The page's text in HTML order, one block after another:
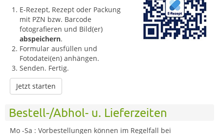
E-Rezept, Rezept oder Packung
mit PZN bzw. Barcode
fotografieren und Bild(er)
abspeichern.
Formular ausfüllen und
Fotodatei(en) anhängen.
Senden. Fertig.
Jetzt starten
Bestell-/Abhol- u. Lieferzeiten
Mo -Sa : Vorbestellungen können im Regelfall bei